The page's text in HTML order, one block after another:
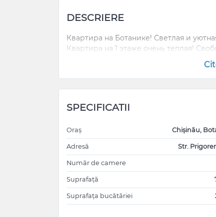
DESCRIERE
Квартира на Ботанике! Светлая и
Квартира на 1 этаже очень теплая!
SPECIFICATII
Oraș Chișinău,
Adresă Str.
Număr de camere
Suprafață
Suprafața bucătăriei